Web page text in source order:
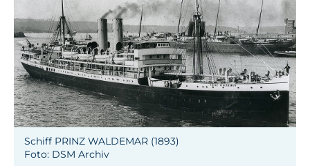
Schiff PRINZ WALDEMAR (1893)
Foto: DSM Archiv